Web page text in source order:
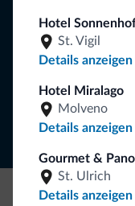
Hotel
St. Vigil
Details anzeigen
Hotel Miralago
Molveno
Details anzeigen
Gourmet &
St. Ulrich
Details anzeigen